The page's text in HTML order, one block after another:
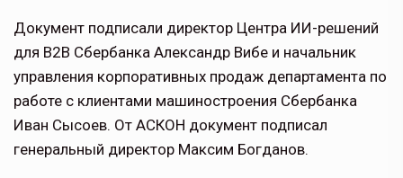
Документ подписали директор Центра ИИ-решений
для B2B Сбербанка Александр Вибе и начальник
управления корпоративных продаж департамента по
работе с клиентами машиностроения Сбербанка
Иван Сысоев. От АСКОН документ подписал
генеральный директор Максим Богданов.